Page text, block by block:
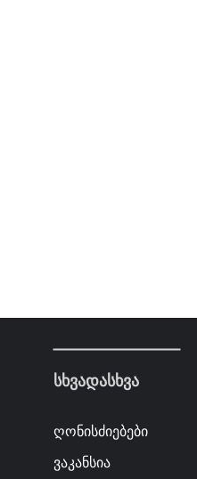
სხვადასხვა
ღონისძიებები
ვაკანსია